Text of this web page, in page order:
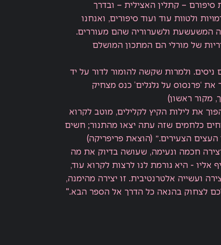
– קתלין האצילית – ובדרך
ולטוות עוד ועוד סיפורים, ואנחנו
המשעשעת ולשערוריה שהם מעוררים.
של מורלי הם המתכון המושלם
ניסים. ולמרות שקשה להומור לדור על יד
את ‘פרנסוס על גלגלים’ כנס מצחיק
מקור ראשון)
את לילות הקיץ לקלילים, מוטב לקרוא
כלחמים שזה עתה יצאו מהתנור; חשים
הצעירים.״ (הוצאת פריפריקה)
חכמה ונעימה, שעושה בדיוק את מה
אליו - היא גורמת לנו לרצות לקרוא עוד,
ועשייה אלטרנטיבית. זו יצירה מהימנה,
לצחוק בהנאה כל הדרך אל הספר הבא."